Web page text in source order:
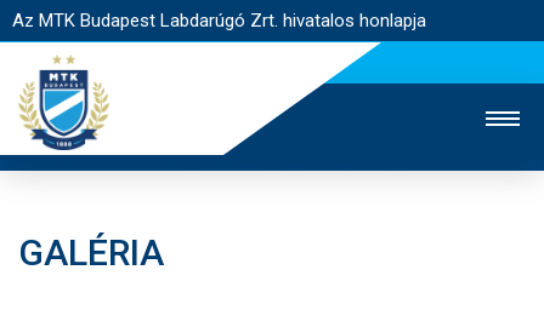
Az MTK Budapest Labdarúgó Zrt. hivatalos honlapja
GALÉRIA